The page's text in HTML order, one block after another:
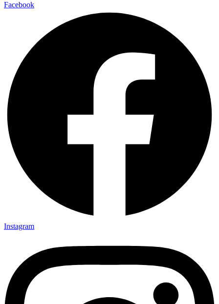
Facebook
Instagram